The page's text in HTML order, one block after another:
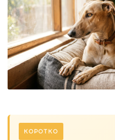
КОРОТКО